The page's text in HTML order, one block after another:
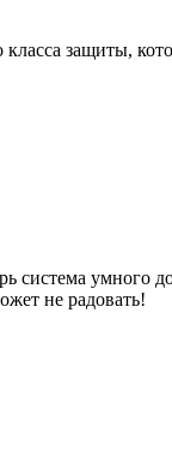
защиты,
система умного
не радовать!